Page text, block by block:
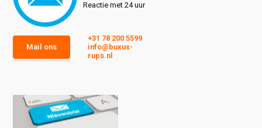
Reactie met 24 uur
Mail ons
+31 78 200 5599
info@buxus-
rups.nl